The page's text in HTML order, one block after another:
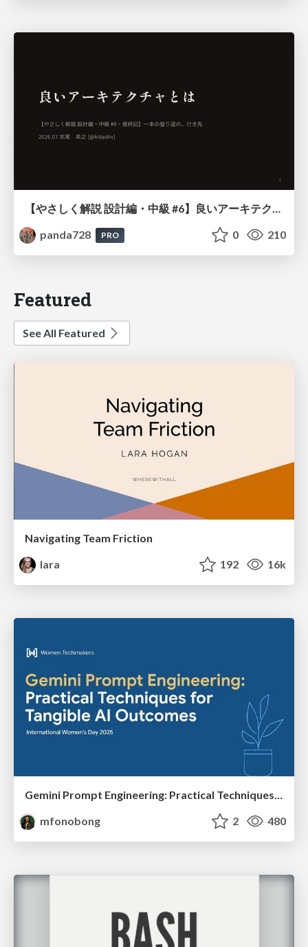
【やさしく解説 設計編・中級 #6】良いアーキテクチャとは ～ 一本の登り道の、行き先 ～
panda728
PRO 0 210
Featured
See All Featured
Navigating Team Friction
lara
192 16k
Gemini Prompt Engineering: Practical Techniques for Tangible AI Outcomes
mfonobong
2 480